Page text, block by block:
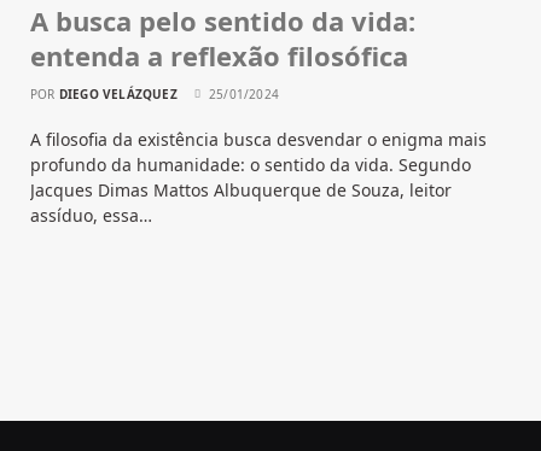
A busca pelo sentido da vida:
entenda a reflexão filosófica
POR DIEGO VELÁZQUEZ 25/01/2024
A filosofia da existência busca desvendar o enigma mais
profundo da humanidade: o sentido da vida. Segundo
Jacques Dimas Mattos Albuquerque de Souza, leitor
assíduo, essa…